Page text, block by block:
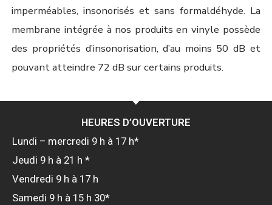
imperméables, insonorisés et sans formaldéhyde. La
membrane intégrée à nos produits en vinyle possède
des propriétés d’insonorisation, d’au moins 50 dB et
pouvant atteindre 72 dB sur certains produits.
HEURES D’OUVERTURE
Lundi – mercredi 9 h à 17 h*
Jeudi 9 h à 21 h *
Vendredi 9 h à 17 h
Samedi 9 h à 15 h 30*